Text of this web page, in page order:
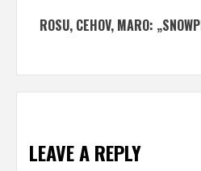
ROSU, CEHOV, MARO:
LEAVE A REPLY